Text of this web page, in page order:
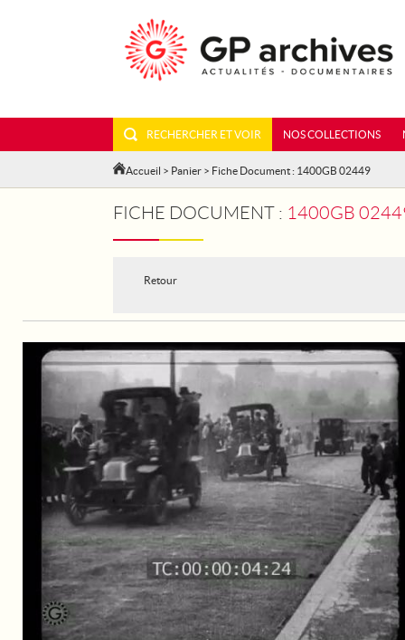
RECHERCHER ET VOIR NOS COLLECTIONS
Accueil > Panier > Fiche Document : 1400GB 02449
FICHE DOCUMENT : 1400GB
Retour